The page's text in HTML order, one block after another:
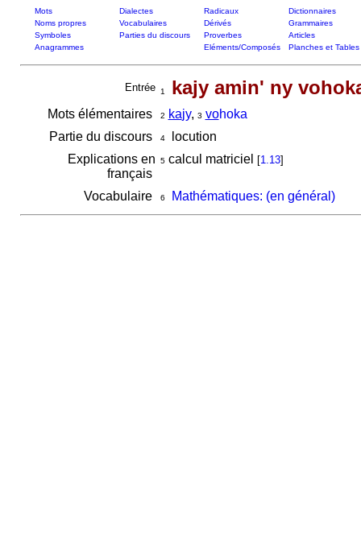
Mots Dialectes Radicaux
Dictionnaires
Noms propres
Vocabulaires Dérivés
Grammaires
Symboles
Parties du discours Proverbes
Articles
Anagrammes
Eléments/Composés Planches et Tables
Entrée 1 kajy amin' ny
Mots élémentaires 2 kajy, 3 vohoka
Partie du discours
4locution
Explications en
français
5calcul matriciel [1.13]
Vocabulaire 6 Mathématiques: (en général)